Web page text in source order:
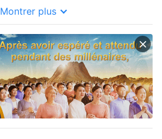
Montrer plus